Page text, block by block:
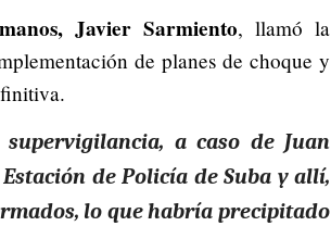
Javier Sarmiento, llamó la
de planes de choque y
a caso de Juan
de Policía de Suba y allí,
lo que habría precipitado